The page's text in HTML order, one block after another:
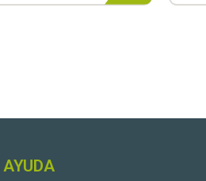
AYUDA